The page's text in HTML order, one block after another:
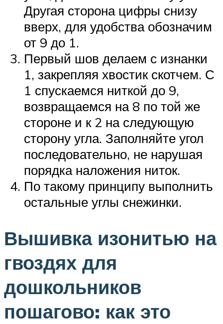
Другая сторона цифры снизу
вверх, для удобства обозначим
от 9 до 1.
Первый шов делаем с изнанки
1, закрепляя хвостик скотчем. С
1 спускаемся ниткой до 9,
возвращаемся на 8 по той же
стороне и к 2 на следующую
сторону угла. Заполняйте угол
последовательно, не нарушая
порядка наложения ниток.
По такому принципу выполнить
остальные углы снежинки.
Вышивка изонитью на
гвоздях для
дошкольников
пошагово: как это